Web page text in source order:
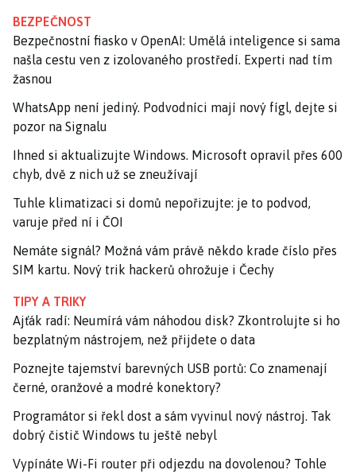
BEZPEČNOST
Bezpečnostní fiasko v OpenAI: Umělá inteligence si sama
našla cestu ven z izolovaného prostředí. Experti nad tím
žasnou
WhatsApp není jediný. Podvodníci mají nový fígl, dejte si
pozor na Signalu
Ihned si aktualizujte Windows. Microsoft opravil přes 600
chyb, dvě z nich už se zneužívají
Tuhle klimatizaci si domů nepořizujte: je to podvod,
varuje před ní i ČOI
Nemáte signál? Možná vám právě někdo krade číslo přes
SIM kartu. Nový trik hackerů ohrožuje i Čechy
TIPY A TRIKY
Ajťák radí: Neumírá vám náhodou disk? Zkontrolujte si ho
bezplatným nástrojem, než přijdete o data
Poznejte tajemství barevných USB portů: Co znamenají
černé, oranžové a modré konektory?
Programátor si řekl dost a sám vyvinul nový nástroj. Tak
dobrý čistič Windows tu ještě nebyl
Vypínáte Wi-Fi router při odjezdu na dovolenou? Tohle